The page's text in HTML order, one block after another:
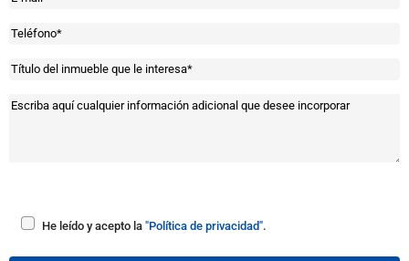
He leído y acepto la "Política de privacidad".